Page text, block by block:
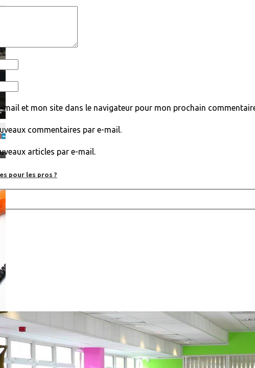
pour les pros ?
mail et mon site dans le navigateur pour mon prochain
commentaires par e-mail.
articles par e-mail.